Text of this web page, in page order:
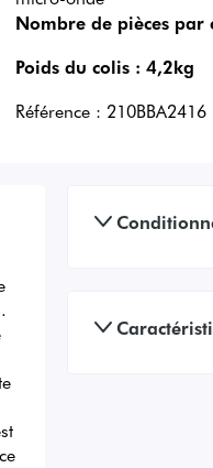
Nombre de pièces par
Poids du colis : 4,2kg
Référence : 210BBA2416